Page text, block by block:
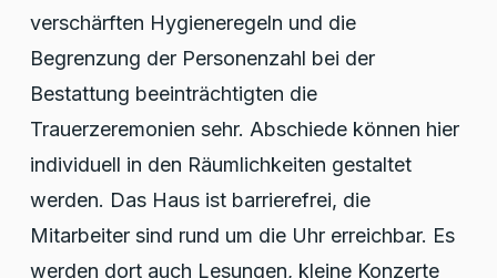
verschärften Hygieneregeln und die
Begrenzung der Personenzahl bei der
Bestattung beeinträchtigten die
Trauerzeremonien sehr. Abschiede können hier
individuell in den Räumlichkeiten gestaltet
werden. Das Haus ist barrierefrei, die
Mitarbeiter sind rund um die Uhr erreichbar. Es
werden dort auch Lesungen, kleine Konzerte